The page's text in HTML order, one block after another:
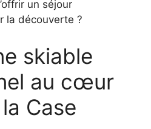
un séjour
la découverte ?
skiable
au cœur
Case